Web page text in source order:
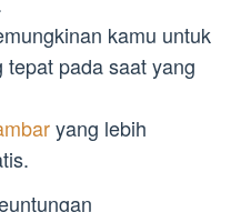
kamu untuk
pada saat yang
yang lebih